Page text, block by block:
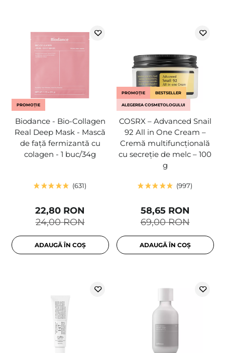
PROMOȚIE
Biodance - Bio-Collagen
Real Deep Mask - Mască
de față fermizantă cu
colagen - 1 buc/34g
631
24,00 RON
22,80 RON
ADAUGĂ ÎN COȘ
PROMOȚIE BESTSELLER
ALEGEREA COSMETOLOGULUI
COSRX – Advanced Snail
92 All in One Cream –
Cremă multifuncțională
cu secreție de melc – 100
g
997
69,00 RON
58,65 RON
ADAUGĂ ÎN COȘ